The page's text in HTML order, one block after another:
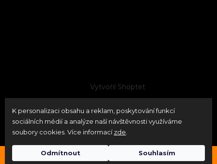
K personalizaci obsahu a reklam, poskytování funkcí
sociálních médií a analýze naší návštěvnosti využíváme
soubory cookies. Více informacízde
Odmítnout Souhlasím
Průběžně naskladňujeme značky Timney USA / Bore Tech
Vytvořil Shoptet
Copyright 2026
. Všechna práva vyhrazena.
Upravit nastavení cookies
Odstoupit od smlouvy